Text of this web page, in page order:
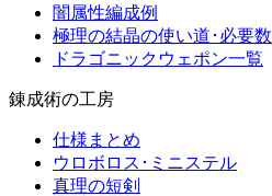
闇属性編成例
極理の結晶の使い道･必要数
ドラゴニックウェポン一覧
錬成術の工房
仕様まとめ
ウロボロス･ミニステル
真理の短剣